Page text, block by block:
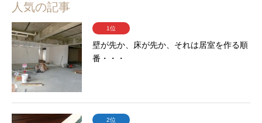
人気の記事
1位
壁が先か、床が先か、それは居室を作る順
番・・・
2位